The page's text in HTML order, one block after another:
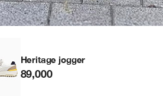
Heritage jogger
89,000